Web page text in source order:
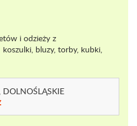
i odzieży z
bluzy, torby, kubki,
DOLNOŚLĄSKIE